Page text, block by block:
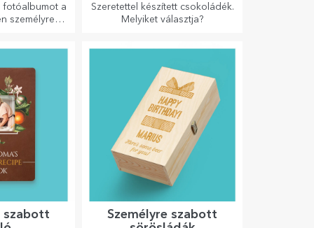
fotóalbumot a
személyre
Szeretettel készített csokoládék.
Melyiket választja?
szabott
Személyre szabott